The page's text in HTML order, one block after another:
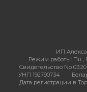
ИП
Режим работы: Пн ,
Свидетельство No
УНП 192790734
Дата регистрации в